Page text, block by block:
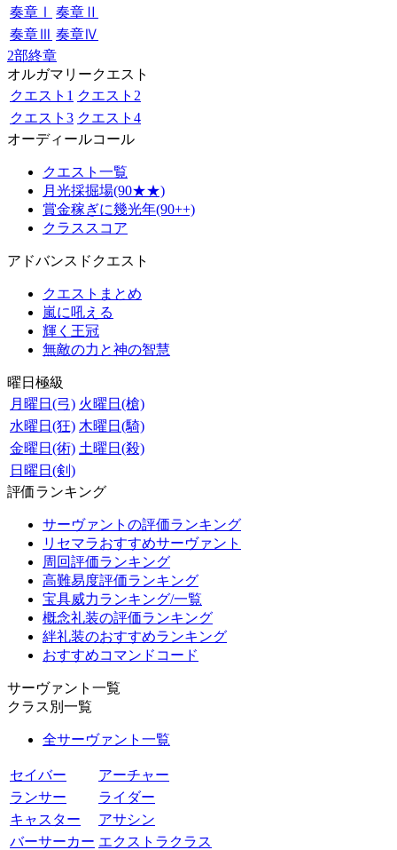
奏章Ⅰ
奏章Ⅱ
奏章Ⅲ 奏章Ⅳ
2部終章
オルガマリークエスト
クエスト1 クエスト2
クエスト3 クエスト4
オーディールコール
クエスト一覧
月光採掘場(90★★)
賞金稼ぎに幾光年(90++)
クラススコア
アドバンスドクエスト
クエストまとめ
嵐に吼える
輝く王冠
無敵の力と神の智慧
曜日極級
月曜日(弓) 火曜日(槍)
水曜日(狂) 木曜日(騎)
金曜日(術) 土曜日(殺)
日曜日(剣)
評価ランキング
サーヴァントの評価ランキング
リセマラおすすめサーヴァント
周回評価ランキング
高難易度評価ランキング
宝具威力ランキング/一覧
概念礼装の評価ランキング
絆礼装のおすすめランキング
おすすめコマンドコード
サーヴァント一覧
クラス別一覧
全サーヴァント一覧
セイバー
アーチャー
ランサー
ライダー
キャスター
アサシン
バーサーカー エクストラクラス